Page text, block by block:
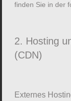
…
finden Sie in der
2. Hosting
(CDN)
Externes